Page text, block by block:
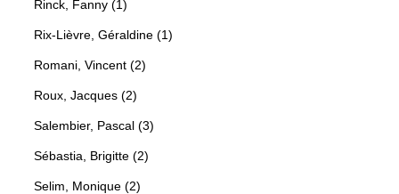
Rinck, Fanny (1)
Rix-Lièvre, Géraldine (1)
Romani, Vincent (2)
Roux, Jacques (2)
Salembier, Pascal (3)
Sébastia, Brigitte (2)
Selim, Monique (2)